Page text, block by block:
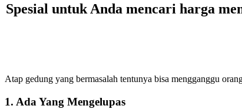
Spesial untuk Anda mencari harga
Atap gedung yang bermasalah tentunya bisa mengganggu
1. Ada Yang Mengelupas